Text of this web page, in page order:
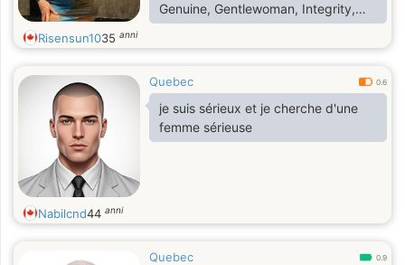
Genuine, Gentlewoman, Integrity,
giver, caring, compassionate,
friendly, laid back, a hoot, off the
to share the light of my Heart with
another in all experiences left to
uncover. We must have
communication and Honesty above
Risensun1035 anni
Quebec 0.6
je suis sérieux et je cherche d'une
femme sérieuse
Nabilcnd44 anni
Quebec 0.9